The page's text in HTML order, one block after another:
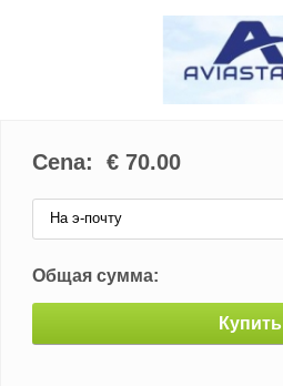
Cena: € 70.00
На э-почту
Общая сумма:
Купить